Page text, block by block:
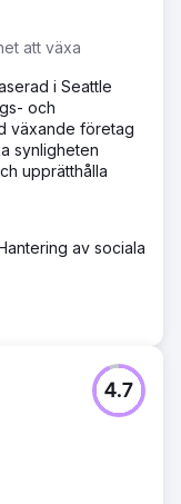
att växa
i Seattle
och
växande företag
synligheten
upprätthålla
av sociala
4.7